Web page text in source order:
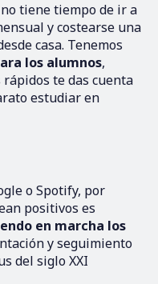
tiene tiempo de ir a
y costearse una
casa. Tenemos
los alumnos,
te das cuenta
estudiar en
o Spotify, por
positivos es
en marcha los
y seguimiento
del siglo XXI